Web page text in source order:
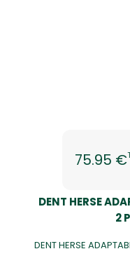
75.95 €
DENT HERSE
2
DENT HERSE